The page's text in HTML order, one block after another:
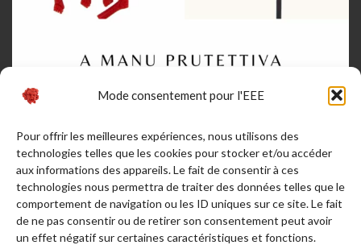
Mode consentement pour l'EEE
Pour offrir les meilleures expériences, nous utilisons des
technologies telles que les cookies pour stocker et/ou accéder
aux informations des appareils. Le fait de consentir à ces
technologies nous permettra de traiter des données telles que le
comportement de navigation ou les ID uniques sur ce site. Le fait
de ne pas consentir ou de retirer son consentement peut avoir
un effet négatif sur certaines caractéristiques et fonctions.
Afficher plus... Suivez-nous sur Instagram